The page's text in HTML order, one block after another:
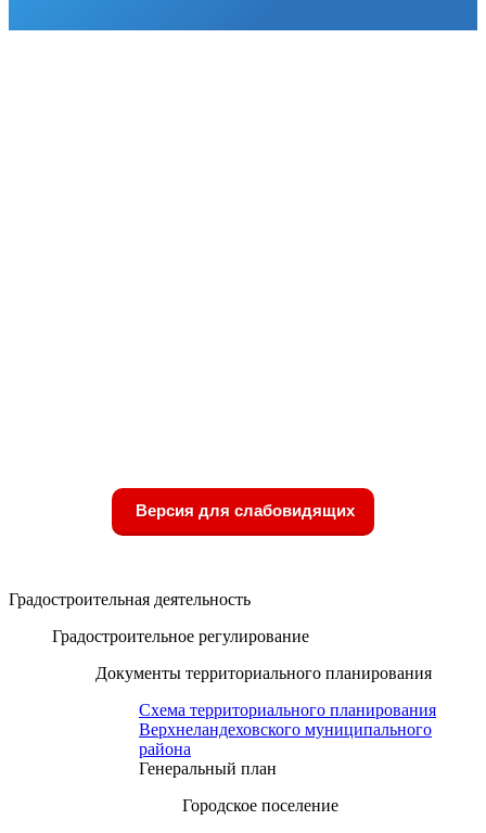
Версия для слабовидящих
Градостроительная деятельность
Градостроительное регулирование
Документы территориального планирования
Схема территориального планирования
Верхнеландеховского муниципального
района
Генеральный план
Городское поселение